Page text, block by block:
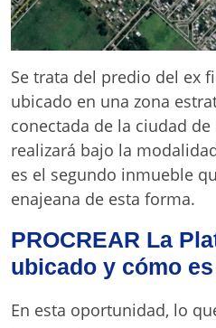
Se trata del predio del ex
ubicado en una zona
conectada de la ciudad de
realizará bajo la
es el segundo inmueble
enajeana de esta forma.
PROCREAR La
ubicado y cómo
En esta oportunidad, lo